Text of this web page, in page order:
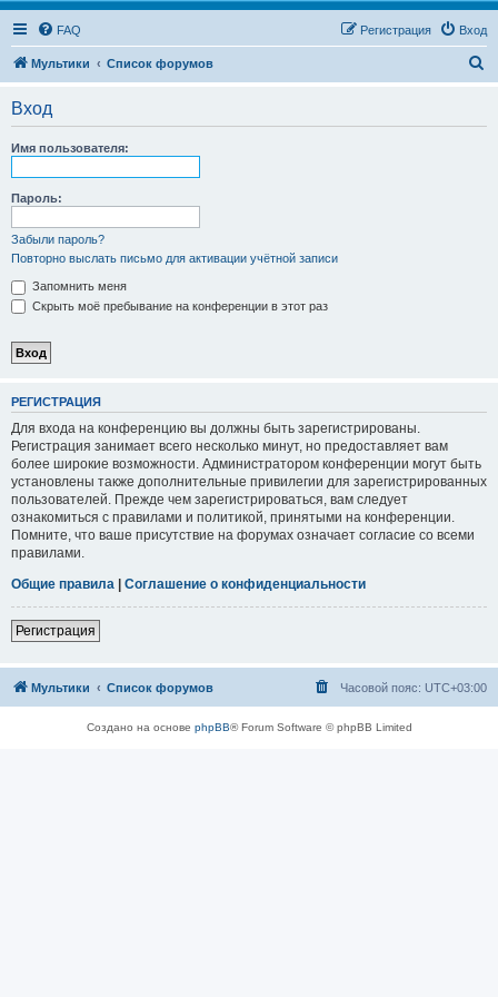
FAQ Вход
Регистрация
Мультики Список форумов
Вход
Имя пользователя:
Пароль:
Забыли пароль?
Повторно выслать письмо для активации учётной записи
Запомнить меня
Скрыть моё пребывание на конференции в этот раз
РЕГИСТРАЦИЯ
Для входа на конференцию вы должны быть зарегистрированы.
Регистрация занимает всего несколько минут, но предоставляет вам
более широкие возможности. Администратором конференции могут быть
установлены также дополнительные привилегии для зарегистрированных
пользователей. Прежде чем зарегистрироваться, вам следует
ознакомиться с правилами и политикой, принятыми на конференции.
Помните, что ваше присутствие на форумах означает согласие со всеми
правилами.
Общие правила | Соглашение о конфиденциальности
Регистрация
Мультики Список форумов Часовой пояс: UTC+03:00
Создано на основе phpBB® Forum Software © phpBB Limited